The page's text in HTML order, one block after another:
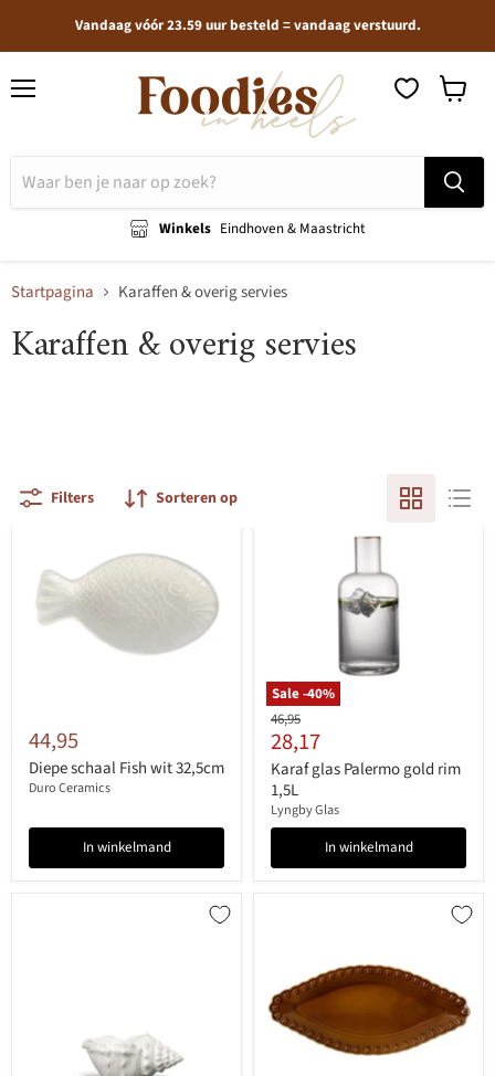
Vandaag vóór 23.59 uur besteld = vandaag verstuurd.
Winkels Eindhoven & Maastricht
Startpagina Karaffen & overig servies
Karaffen & overig servies
Filters Sorteren op
44,95
Diepe schaal Fish wit 32,5cm
Duro Ceramics
In winkelmand
Sale -40%
Originele
prijs
46,95
Huidige
prijs
28,17
Karaf glas Palermo gold rim
1,5L
Lyngby Glas
In winkelmand